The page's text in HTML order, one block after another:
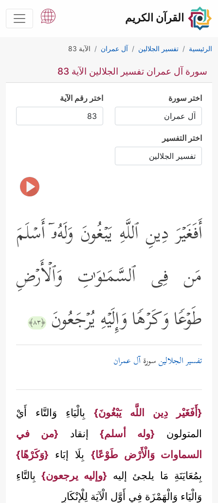
القرآن الكريم
الرئيسية تفسير الجلالين آل عمران الآية 83
سورة آل عمران تفسير الجلالين الآية 83
اختر سورة اختر رقم الآية
اختر التفسير
أَفَغَیۡرَ دِینِ ٱللَّهِ یَبۡغُونَ وَلَهُۥۤ أَسۡلَمَ
مَن فِی ٱلسَّمَـٰوَ ٰ⁠تِ وَٱلۡأَرۡضِ
طَوۡعࣰا وَكَرۡهࣰا وَإِلَیۡهِ یُرۡجَعُونَ ﴿٨٣﴾
تفسير الجلالينسورةآل عمران
{أَفَغَيْر دِين اللَّه يَبْغُونَ} بِالْيَاءِ وَالتَّاء أَيْ
المتولون {وله أسلم}إنقاد {من في
السماوات وَالْأَرْض طَوْعًا} بِلَا إبَاء {وَكَرْهًا}
بِمُعَايَنَةِ مَا يلجئ إليه {وإليه يرجعون} بِالتَّاءِ
وَالْيَاء وَالْهَمْزَة فِي أَوَّل الْآيَة لِلْإِنْكَارِ